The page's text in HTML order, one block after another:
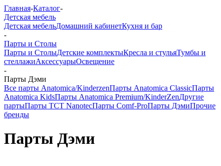
Главная-Каталог-
Детская мебель
Детская мебельДомашний кабинетКухня и бар
-
Парты и Столы
Парты и СтолыДетские комплектыКресла и стульяТумбы и
стеллажиАксессуарыОсвещение
-
Парты Дэми
Все парты Anatomica/KinderzenПарты Anatomica ClassicПарты
Anatomica KidsПарты Anatomica Premium/KinderZenДругие
партыПарты TCT NanotecПарты Comf-ProПарты ДэмиПрочие
бренды
Парты Дэми